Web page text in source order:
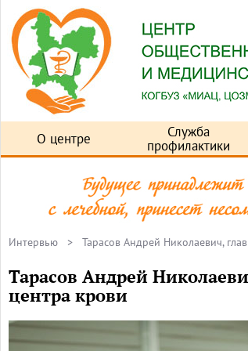
О центре
Служба
профилактики
Интервью > Тарасов Андрей Николаевич,
Тарасов Андрей
центра крови